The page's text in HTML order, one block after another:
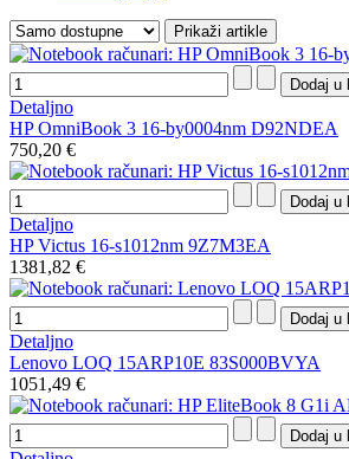
Detaljno
HP OmniBook 3 16-by0004nm D92NDEA
750,20 €
Detaljno
HP Victus 16-s1012nm 9Z7M3EA
1381,82 €
Detaljno
Lenovo LOQ 15ARP10E 83S000BVYA
1051,49 €